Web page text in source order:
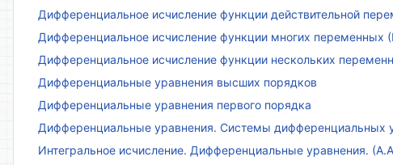
Дифференциальное исчисление функции действительной
Дифференциальное исчисление функции многих переменных
Дифференциальное исчисление функции нескольких
Дифференциальные уравнения высших порядков
Дифференциальные уравнения первого порядка
Дифференциальные уравнения. Системы дифференциальных
Интегральное исчисление. Дифференциальные уравнения.